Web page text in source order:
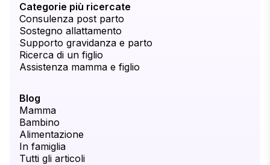
Categorie più ricercate
Consulenza post parto
Sostegno allattamento
Supporto gravidanza e parto
Ricerca di un figlio
Assistenza mamma e figlio
Blog
Mamma
Bambino
Alimentazione
In famiglia
Tutti gli articoli